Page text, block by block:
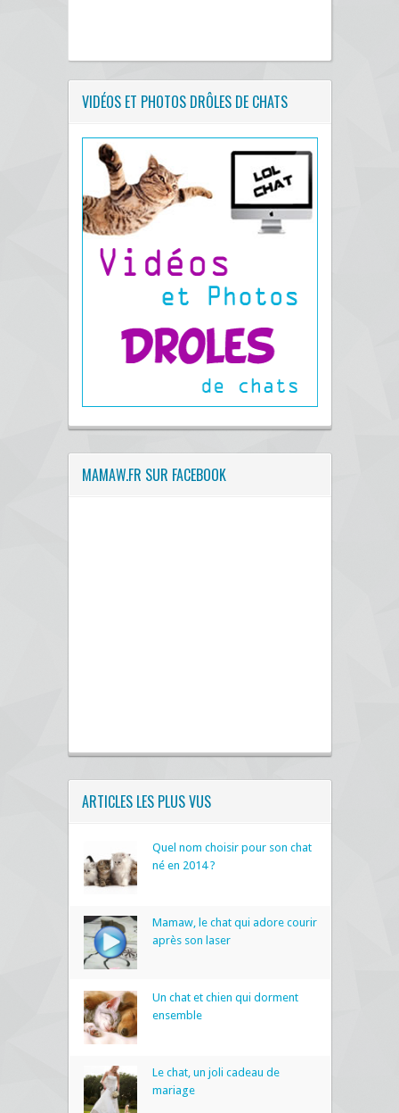
VIDÉOS ET PHOTOS DRÔLES DE CHATS
MAMAW.FR SUR FACEBOOK
ARTICLES LES PLUS VUS
Quel nom choisir pour son chat
né en 2014 ?
Mamaw, le chat qui adore courir
après son laser
Un chat et chien qui dorment
ensemble
Le chat, un joli cadeau de
mariage